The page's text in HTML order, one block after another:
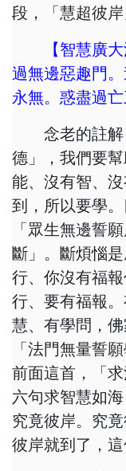
段，「慧超彼岸
【智慧廣
過無邊惡趣門
永無。惑盡過亡
念老的註解
德」，我們要
能、沒有智、
到，所以要學
「眾生無邊誓
斷」。斷煩惱
行、你沒有福
行、要有福報
慧、有學問，
「法門無量誓
前面這首，「
六句求智慧如
究竟彼岸。究
彼岸就到了，這